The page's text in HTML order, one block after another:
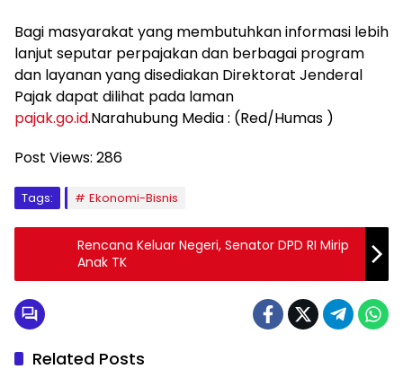
Bagi masyarakat yang membutuhkan informasi lebih
lanjut seputar perpajakan dan berbagai program
dan layanan yang disediakan Direktorat Jenderal
Pajak dapat dilihat pada laman
pajak.go.id.Narahubung Media : (Red/Humas )
Post Views: 286
Tags: Ekonomi-Bisnis
Rencana Keluar Negeri, Senator DPD RI Mirip
Anak TK
Related Posts